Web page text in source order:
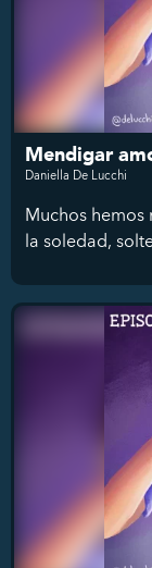
Mendigar
Daniella De Lucchi
Muchos
la soledad,